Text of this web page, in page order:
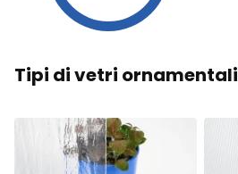
Tipi di vetri ornamentali